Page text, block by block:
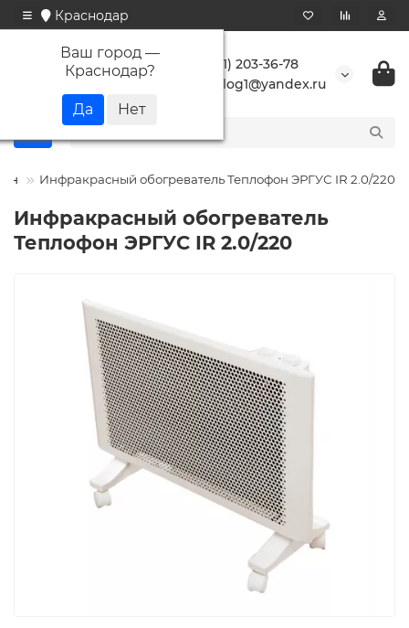
Краснодар
Ваш город —
Краснодар?
+7 (861) 203-36-78
buranlog1@yandex.ru
Инфракрасный обогреватель Теплофон ЭРГУС IR 2.0/220
Инфракрасный обогреватель
Теплофон ЭРГУС IR 2.0/220